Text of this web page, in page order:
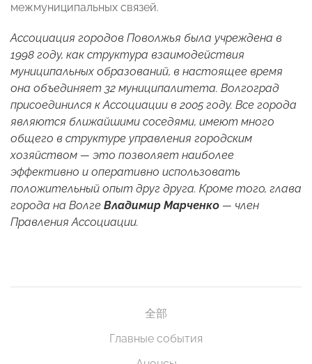
межмуниципальных связей.
Ассоциация городов Поволжья была учреждена в
1998 году, как структура взаимодействия
муниципальных образований, в настоящее время
она объединяет 32 муниципалитета. Волгоград
присоединился к Ассоциации в 2005 году. Все города
являются ближайшими соседями, имеют много
общего в структуре управления городским
хозяйством — это позволяет наиболее
эффективно и оперативно использовать
положительный опыт друг друга. Кроме того, глава
города на Волге Владимир Марченко — член
Правления Ассоциации.
全部
Главные события